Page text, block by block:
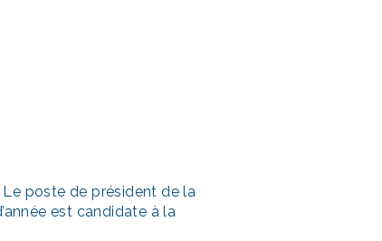
poste de président de la
est candidate à la